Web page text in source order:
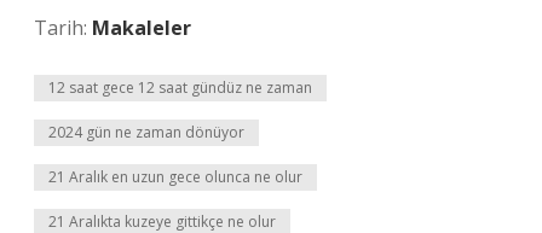
Tarih: Makaleler
12 saat gece 12 saat gündüz ne zaman
2024 gün ne zaman dönüyor
21 Aralık en uzun gece olunca ne olur
21 Aralıkta kuzeye gittikçe ne olur